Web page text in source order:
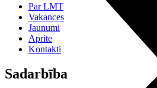
Par LMT
Vakances
Jaunumi
Aprite
Kontakti
Sadarbība